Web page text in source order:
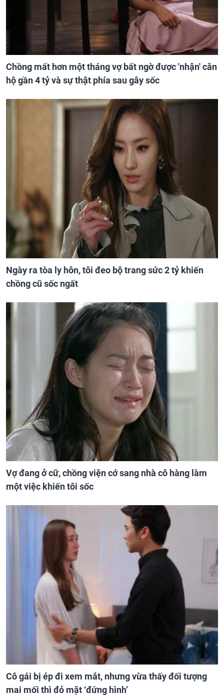
Chồng mất hơn một tháng vợ bất ngờ được 'nhận' căn
hộ gần 4 tỷ và sự thật phía sau gây sốc
Ngày ra tòa ly hôn, tôi đeo bộ trang sức 2 tỷ khiến
chồng cũ sốc ngất
Vợ đang ở cữ, chồng viện cớ sang nhà cô hàng làm
một việc khiến tôi sốc
Cô gái bị ép đi xem mắt, nhưng vừa thấy đối tượng
mai mối thì đỏ mặt ‘đứng hình’